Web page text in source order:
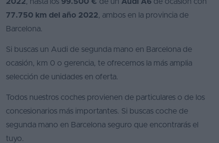
77.750 km del año 2022, ambos en la provincia de
Barcelona.
Si buscas un Audi de segunda mano en Barcelona de
ocasión, km 0 o gerencia, te ofrecemos la más amplia
selección de unidades en oferta.
Todos nuestros coches provienen de particulares o de los
concesionarios más importantes. Si buscas coche de
segunda mano en Barcelona seguro que encontrarás el
tuyo.